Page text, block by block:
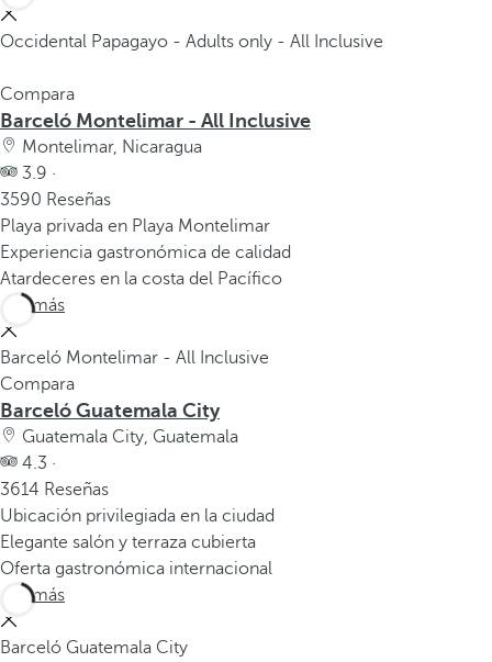
Occidental Papagayo - Adults only - All Inclusive
Compara
Barceló Montelimar - All Inclusive
Montelimar, Nicaragua
3.9 ·
3590 Reseñas
Playa privada en Playa Montelimar
Experiencia gastronómica de calidad
Atardeceres en la costa del Pacífico
Ver más
Barceló Montelimar - All Inclusive
Compara
Barceló Guatemala City
Guatemala City, Guatemala
4.3 ·
3614 Reseñas
Ubicación privilegiada en la ciudad
Elegante salón y terraza cubierta
Oferta gastronómica internacional
Ver más
Barceló Guatemala City